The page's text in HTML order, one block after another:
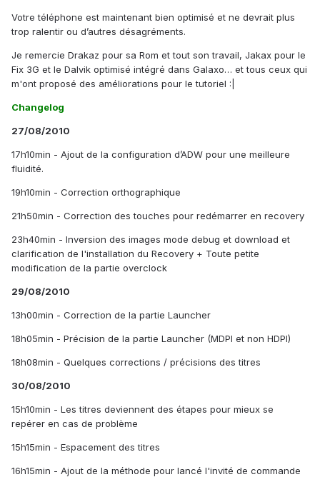
Votre téléphone est maintenant bien optimisé et ne devrait plus
trop ralentir ou d’autres désagréments.
Je remercie Drakaz pour sa Rom et tout son travail, Jakax pour le
Fix 3G et le Dalvik optimisé intégré dans Galaxo… et tous ceux qui
m'ont proposé des améliorations pour le tutoriel :|
Changelog
27/08/2010
17h10min - Ajout de la configuration d’ADW pour une meilleure
fluidité.
19h10min - Correction orthographique
21h50min - Correction des touches pour redémarrer en recovery
23h40min - Inversion des images mode debug et download et
clarification de l'installation du Recovery + Toute petite
modification de la partie overclock
29/08/2010
13h00min - Correction de la partie Launcher
18h05min - Précision de la partie Launcher (MDPI et non HDPI)
18h08min - Quelques corrections / précisions des titres
30/08/2010
15h10min - Les titres deviennent des étapes pour mieux se
repérer en cas de problème
15h15min - Espacement des titres
16h15min - Ajout de la méthode pour lancé l'invité de commande